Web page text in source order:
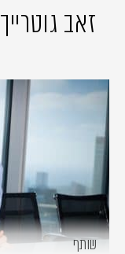
זאב גוטרייך
שותף